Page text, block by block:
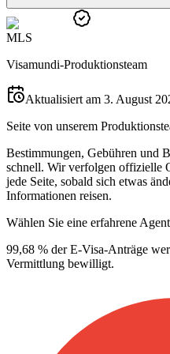
MLS
Visamundi-Produktionsteam
Aktualisiert am 3. August
Seite von unserem
Bestimmungen, Gebühren und
schnell. Wir verfolgen offizielle
jede Seite, sobald sich etwas
Informationen reisen.
Wählen Sie eine erfahrene
99,68 % der E-Visa-Anträge
Vermittlung bewilligt.